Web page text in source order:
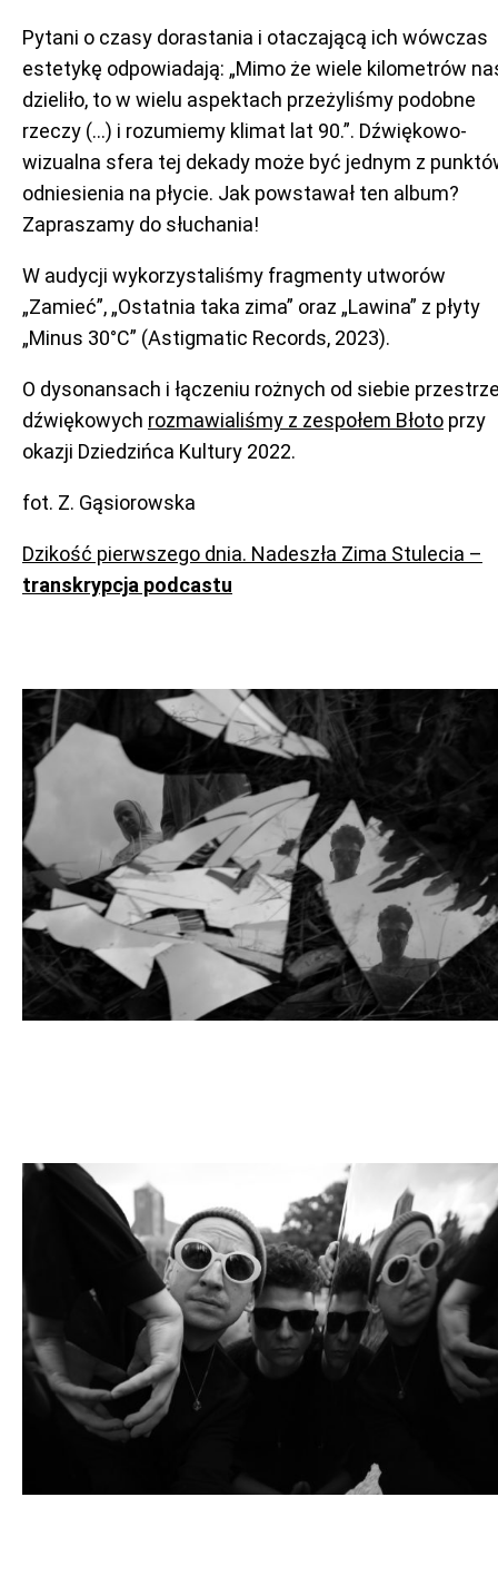
Pytani o czasy dorastania i otaczającą ich wówczas
estetykę odpowiadają: „Mimo że wiele kilometrów
dzieliło, to w wielu aspektach przeżyliśmy podobne
rzeczy (…) i rozumiemy klimat lat 90.”. Dźwiękowo-
wizualna sfera tej dekady może być jednym z
odniesienia na płycie. Jak powstawał ten album?
Zapraszamy do słuchania!
W audycji wykorzystaliśmy fragmenty utworów
„Zamieć”, „Ostatnia taka zima” oraz „Lawina” z płyty
„Minus 30°C” (Astigmatic Records, 2023).
O dysonansach i łączeniu rożnych od siebie
dźwiękowych rozmawialiśmy z zespołem Błoto przy
okazji Dziedzińca Kultury 2022.
fot. Z. Gąsiorowska
Dzikość pierwszego dnia. Nadeszła Zima Stulecia –
transkrypcja podcastu